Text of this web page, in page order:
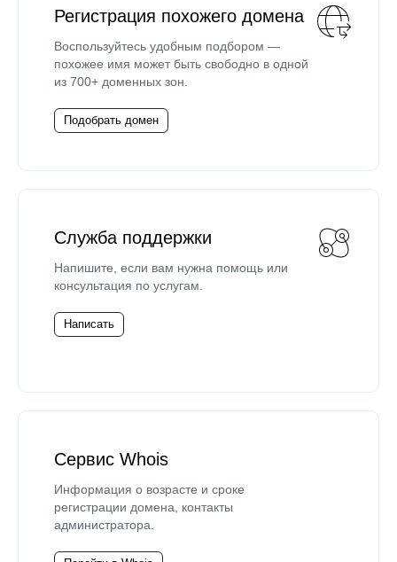
Регистрация похожего домена
Воспользуйтесь удобным подбором —
похожее имя может быть свободно в одной
из 700+ доменных зон.
Подобрать домен
Служба поддержки
Напишите, если вам нужна помощь или
консультация по услугам.
Написать
Сервис Whois
Информация о возрасте и сроке
регистрации домена, контакты
администратора.